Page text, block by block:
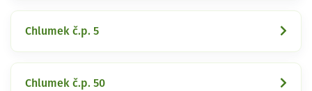
Chlumek č.p. 5
Chlumek č.p. 50